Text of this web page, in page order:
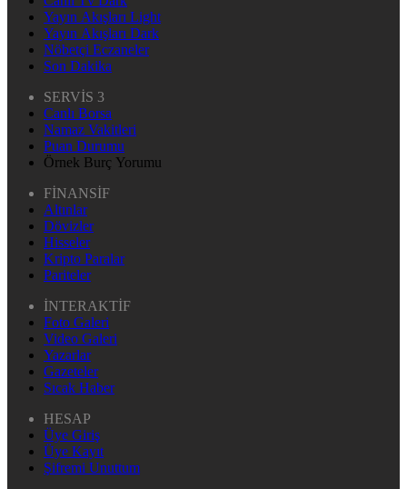
Yayın Akışları Light
Yayın Akışları Dark
Nöbetçi Eczaneler
Son Dakika
SERVİS 3
Canlı Borsa
Namaz Vakitleri
Puan Durumu
Örnek Burç Yorumu
FİNANSİF
Altınlar
Dövizler
Hisseler
Kripto Paralar
Pariteler
İNTERAKTİF
Foto Galeri
Video Galeri
Yazarlar
Gazeteler
Sıcak Haber
HESAP
Üye Giriş
Üye Kayıt
Şifremi Unuttum